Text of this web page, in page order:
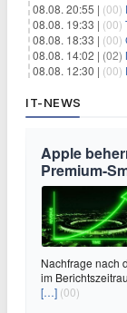
08.08. 20:55 | (00)
08.08. 19:33 | (00)
08.08. 18:33 | (00)
08.08. 14:02 | (02)
08.08. 12:30 | (00)
IT-NEWS
Apple
Premium-
Nachfrage nach
im
[…] (00)